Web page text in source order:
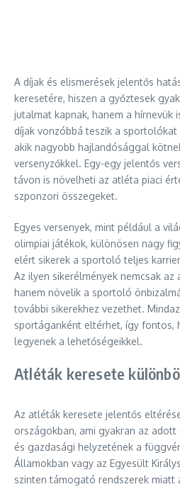
A díjak és elismerések jelentős
keresetére, hiszen a győztesek
jutalmat kapnak, hanem a hírnevük
díjak vonzóbbá teszik a
akik nagyobb hajlandósággal
versenyzőkkel. Egy-egy jelentős
távon is növelheti az atléta piaci
szponzori összegeket.
Egyes versenyek, mint például a
olimpiai játékok, különösen nagy
elért sikerek a sportoló teljes
Az ilyen sikerélmények nemcsak az
hanem növelik a sportoló
további sikerekhez vezethet.
sportáganként eltérhet, így fontos,
legyenek a lehetőségeikkel.
Atléták keresete
Az atléták keresete jelentős
országokban, ami gyakran az
és gazdasági helyzetének a
Államokban vagy az Egyesült
szinten támogató rendszerek miatt